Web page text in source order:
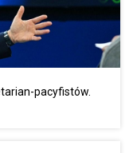
pacyfistów.